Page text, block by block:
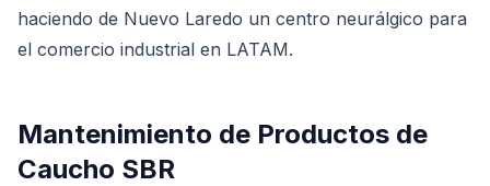
haciendo de Nuevo Laredo un centro neurálgico para
el comercio industrial en LATAM.
Mantenimiento de Productos de
Caucho SBR